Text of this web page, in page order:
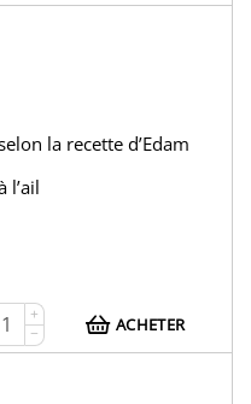
la recette d’Edam
l’ail
+
−
ACHETER